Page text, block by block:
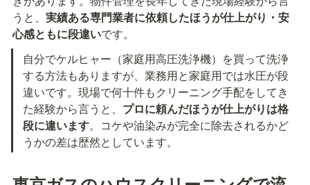
うと、 実績ある専門業者に依頼したほうが仕上がり・安
心感ともに段違いです。
自分でケルヒャー（家庭用高圧洗浄機）を買って洗浄
する方法もありますが、業務用と家庭用では水圧が段
違いです。現場で何十件もクリーニング手配をしてき
た経験から言うと、 プロに頼んだほうが仕上がりは格
段に違います。コケや油染みが完全に除去されるかど
うかの差は歴然としています。